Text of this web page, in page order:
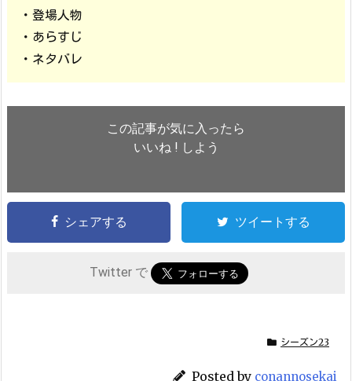
・登場人物
・あらすじ
・ネタバレ
この記事が気に入ったら
いいね ! しよう
シェアする ツイートする
Twitter で
シーズン23
Posted by conannosekai